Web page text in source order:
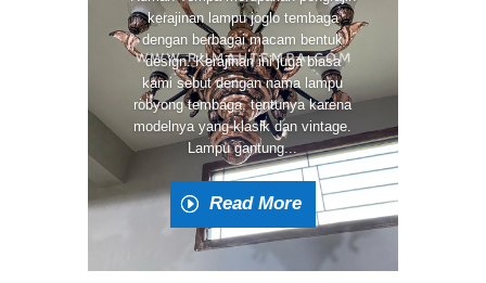
kerajinan lampu joglo tembaga
dengan berbagai macam bentuk
design. Kerajinan ini juga biasa
kami sebut dengan nama lampu
robyong tembaga, tentunya karena
modelnya yang klasik dan vintage.
Lampu gantung...
Read More